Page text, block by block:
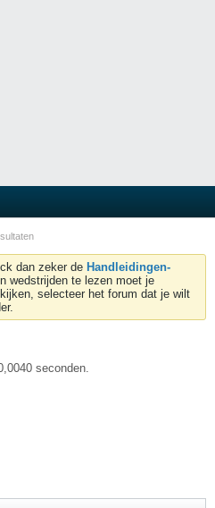
dan zeker de Handleidingen-
wedstrijden te lezen moet je
selecteer het forum dat je wilt
seconden.